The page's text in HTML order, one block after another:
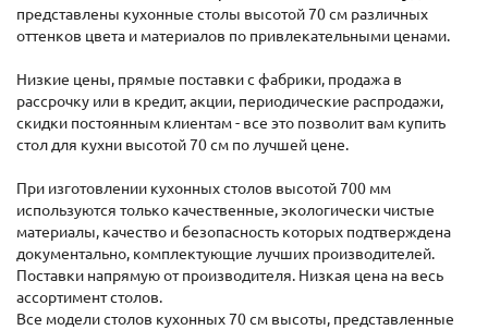
представлены кухонные столы высотой 70 см различных
оттенков цвета и материалов по привлекательными ценами.
Низкие цены, прямые поставки с фабрики, продажа в
рассрочку или в кредит, акции, периодические распродажи,
скидки постоянным клиентам - все это позволит вам купить
стол для кухни высотой 70 см по лучшей цене.
При изготовлении кухонных столов высотой 700 мм
используются только качественные, экологически чистые
материалы, качество и безопасность которых подтверждена
документально, комплектующие лучших производителей.
Поставки напрямую от производителя. Низкая цена на весь
ассортимент столов.
Все модели столов кухонных 70 см высоты, представленные